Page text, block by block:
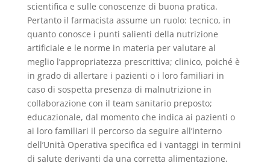
scientifica e sulle conoscenze di buona pratica.
Pertanto il farmacista assume un ruolo: tecnico, in
quanto conosce i punti salienti della nutrizione
artificiale e le norme in materia per valutare al
meglio l’appropriatezza prescrittiva; clinico, poiché è
in grado di allertare i pazienti o i loro familiari in
caso di sospetta presenza di malnutrizione in
collaborazione con il team sanitario preposto;
educazionale, dal momento che indica ai pazienti o
ai loro familiari il percorso da seguire all’interno
dell’Unità Operativa specifica ed i vantaggi in termini
di salute derivanti da una corretta alimentazione.